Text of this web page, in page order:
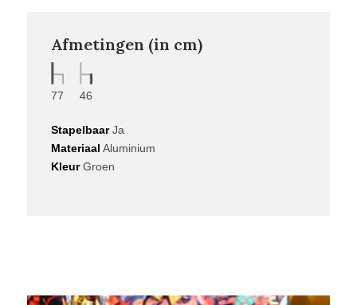
Afmetingen (in cm)
77 46
StapelbaarJa
Materiaal Aluminium
KleurGroen